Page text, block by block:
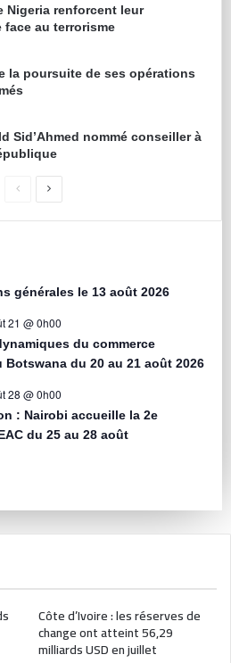
Nigeria renforcent leur
face au terrorisme
la poursuite de ses opérations
Sid’Ahmed nommé conseiller à
générales le 13 août 2026
21 @ 0h00
du commerce
du 20 au 21 août 2026
28 @ 0h00
: Nairobi accueille la 2e
du 25 au 28 août
Côte d’Ivoire : les réserves de
change ont atteint 56,29
milliards USD en juillet